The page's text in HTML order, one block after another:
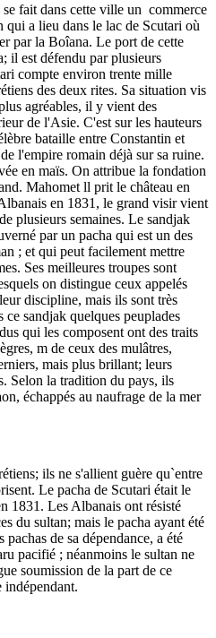
fait dans cette ville un commerce
a lieu dans le lac de Scutari où
par la Boîana. Le port de cette
il est défendu par plusieurs
compte environ trente mille
des deux rites. Sa situation vis
agréables, il y vient des
de l'Asie. C'est sur les hauteurs
bataille entre Constantin et
l'empire romain déjà sur sa ruine.
en maïs. On attribue la fondation
Mahomet ll prit le château en
en 1831, le grand visir vient
plusieurs semaines. Le sandjak
par un pacha qui est un des
; et qui peut facilement mettre
Ses meilleures troupes sont
on distingue ceux appelés
discipline, mais ils sont très
sandjak quelques peuplades
qui les composent ont des traits
m de ceux des mulâtres,
mais plus brillant; leurs
Selon la tradition du pays, ils
échappés au naufrage de la mer
ils ne s'allient guère qu`entre
Le pacha de Scutari était le
1831. Les Albanais ont résisté
du sultan; mais le pacha ayant été
de sa dépendance, a été
pacifié ; néanmoins le sultan ne
soumission de la part de ce
indépendant.